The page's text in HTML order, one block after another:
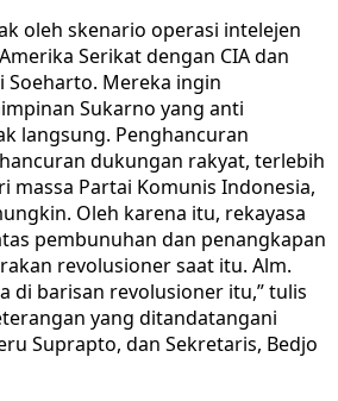
oleh skenario operasi intelejen
Serikat dengan CIA dan
Soeharto. Mereka ingin
Sukarno yang anti
langsung. Penghancuran
dukungan rakyat, terlebih
massa Partai Komunis Indonesia,
Oleh karena itu, rekayasa
pembunuhan dan penangkapan
revolusioner saat itu. Alm.
di barisan revolusioner itu,” tulis
yang ditandatangani
Suprapto, dan Sekretaris, Bedjo